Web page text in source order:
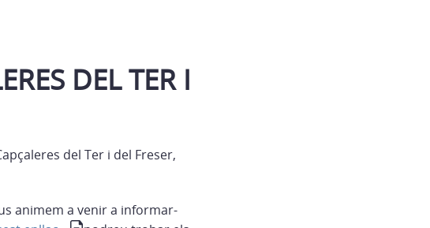
DEL TER I
del Ter i del Freser,
animem a venir a informar-